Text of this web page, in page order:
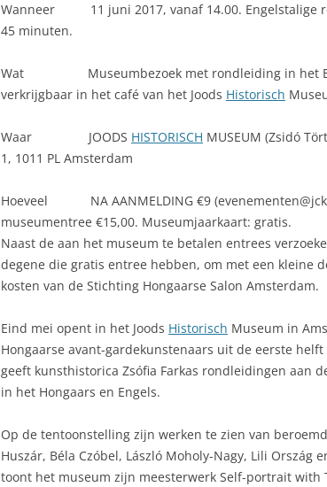
Wanneer 11 juni 2017, vanaf 14.00. Engelstalige
45 minuten.
Wat Museumbezoek met rondleiding in het
verkrijgbaar in het café van het Joods Historisch
Waar JOODS HISTORISCH MUSEUM (Zsidó
1, 1011 PL Amsterdam
Hoeveel NA AANMELDING €9
museumentree €15,00. Museumjaarkaart: gratis.
Naast de aan het museum te betalen entrees
degene die gratis entree hebben, om met een kleine
kosten van de Stichting Hongaarse Salon Amsterdam.
Eind mei opent in het Joods Historisch Museum in
Hongaarse avant-gardekunstenaars uit de eerste
geeft kunsthistorica Zsófia Farkas rondleidingen aan
in het Hongaars en Engels.
Op de tentoonstelling zijn werken te zien van
Huszár, Béla Czóbel, László Moholy-Nagy, Lili Ország
toont het museum zijn meesterwerk Self-portrait with